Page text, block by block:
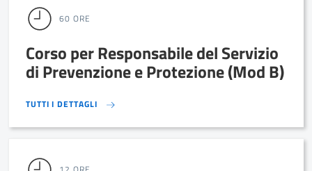
60 ORE
Corso per Responsabile del Servizio
di Prevenzione e Protezione (Mod B)
TUTTI I DETTAGLI TUTTI I DETTAGLI